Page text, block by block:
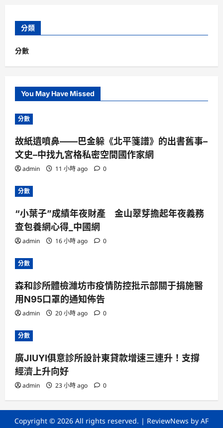
分類
分數
You May Have Missed
分數
故紙遺噴鼻——巴金躲《北平箋譜》的出書舊事–
文史–中找九宮格私密空間國作家網
admin 11 小時 ago 0
分數
“小葉子”成績年夜財產 金山翠芽擔起年夜義務
查包養網心得_中國網
admin 16 小時 ago 0
分數
森和診所體檢濰坊市疫情防控批示部關于捐施醫
用N95口罩的通知佈告
admin 20 小時 ago 0
分數
廣JIUYI俱意診所設計東貸款增速三連升！支撐
經濟上升向好
admin 23 小時 ago 0
Copyright © 2026 All rights reserved. | ReviewNews by AF